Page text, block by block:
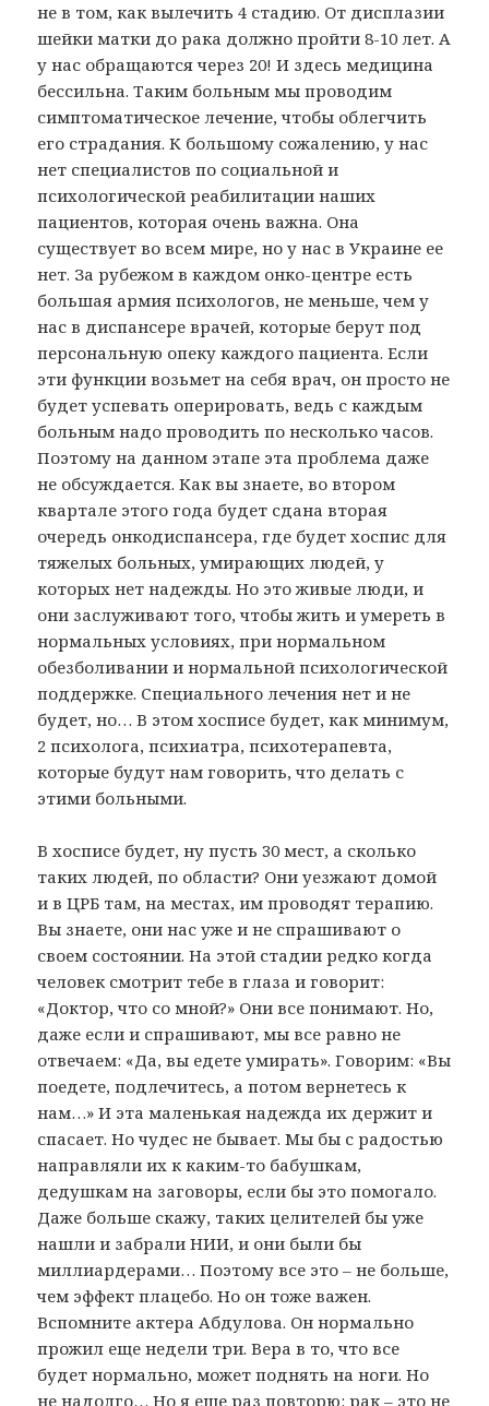
не в том, как вылечить 4 стадию. От дисплазии
шейки матки до рака должно пройти 8-10 лет. А
у нас обращаются через 20! И здесь медицина
бессильна. Таким больным мы проводим
симптоматическое лечение, чтобы облегчить
его страдания. К большому сожалению, у нас
нет специалистов по социальной и
психологической реабилитации наших
пациентов, которая очень важна. Она
существует во всем мире, но у нас в Украине ее
нет. За рубежом в каждом онко-центре есть
большая армия психологов, не меньше, чем у
нас в диспансере врачей, которые берут под
персональную опеку каждого пациента. Если
эти функции возьмет на себя врач, он просто не
будет успевать оперировать, ведь с каждым
больным надо проводить по несколько часов.
Поэтому на данном этапе эта проблема даже
не обсуждается. Как вы знаете, во втором
квартале этого года будет сдана вторая
очередь онкодиспансера, где будет хоспис для
тяжелых больных, умирающих людей, у
которых нет надежды. Но это живые люди, и
они заслуживают того, чтобы жить и умереть в
нормальных условиях, при нормальном
обезболивании и нормальной психологической
поддержке. Специального лечения нет и не
будет, но… В этом хосписе будет, как минимум,
2 психолога, психиатра, психотерапевта,
которые будут нам говорить, что делать с
этими больными.
В хосписе будет, ну пусть 30 мест, а сколько
таких людей, по области? Они уезжают домой
и в ЦРБ там, на местах, им проводят терапию.
Вы знаете, они нас уже и не спрашивают о
своем состоянии. На этой стадии редко когда
человек смотрит тебе в глаза и говорит:
«Доктор, что со мной?» Они все понимают. Но,
даже если и спрашивают, мы все равно не
отвечаем: «Да, вы едете умирать». Говорим: «Вы
поедете, подлечитесь, а потом вернетесь к
нам…» И эта маленькая надежда их держит и
спасает. Но чудес не бывает. Мы бы с радостью
направляли их к каким-то бабушкам,
дедушкам на заговоры, если бы это помогало.
Даже больше скажу, таких целителей бы уже
нашли и забрали НИИ, и они были бы
миллиардерами… Поэтому все это – не больше,
чем эффект плацебо. Но он тоже важен.
Вспомните актера Абдулова. Он нормально
прожил еще недели три. Вера в то, что все
будет нормально, может поднять на ноги. Но
не надолго… Но я еще раз повторю: рак – это не